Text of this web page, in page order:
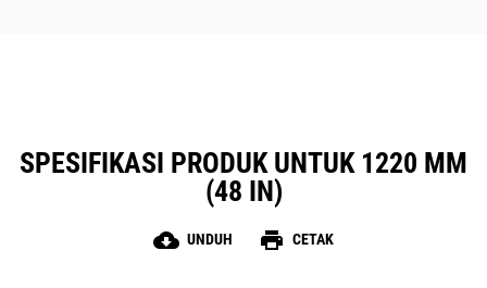
SPESIFIKASI PRODUK UNTUK 1220 MM
(48 IN)
cloud_download UNDUH print CETAK